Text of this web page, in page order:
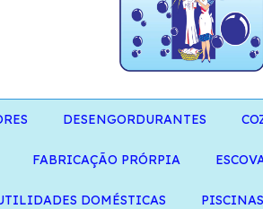
DESENGORDURANTES
FABRICAÇÃO PRÓRPIA
DOMÉSTICAS PISCINAS